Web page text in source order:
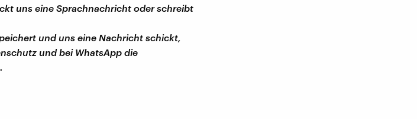
uns eine Sprachnachricht oder schreibt
und uns eine Nachricht schickt,
und bei WhatsApp die